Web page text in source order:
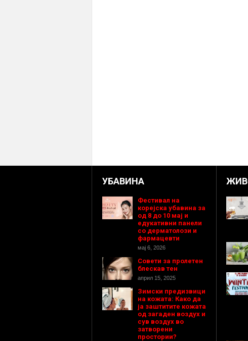
УБАВИНА
Фестивал на
корејска убавина за
од 8 до 10 мај и
едукативни панели
со дерматолози и
фармацевти
мај 6, 2026
Совети за пролетен
блескав тен
април 15, 2025
Зимски предизвици
на кожата: Како да
ја заштитите кожата
од загаден воздух и
сув воздух во
затворени
простории?